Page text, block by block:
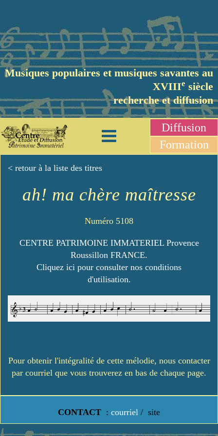
Musiques populaires et musiques savantes au
XVIIIe siècle
recherche et diffusion
Diffusion
Formation
< retour à la liste des titres
ah! ma chère maîtresse
Numéro 5108
CENTRE PATRIMOINE IMMATERIEL Provence
Roussillon FRANCE.
Cliquez ici pour consulter nos conditions
d'utilisation.
Pour obtenir l'intégralité de cette mélodie, nous contacter
par courriel que vous trouverez en bas de chaque page.
CONTACT : courriel / site
https://www.lavielledanstoussesetats.fr